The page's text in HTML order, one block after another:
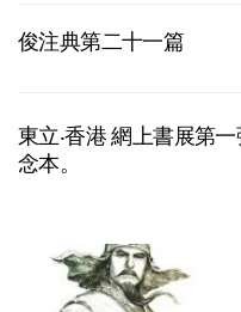
俊注典第二十一篇
東立‧香港 網上書展第
念本。